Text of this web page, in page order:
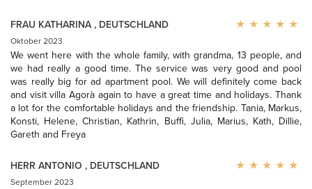
FRAU KATHARINA , DEUTSCHLAND
Oktober 2023
We went here with the whole family, with grandma, 13 people, and
we had really a good time. The service was very good and pool
was really big for ad apartment pool. We will definitely come back
and visit villa Agorà again to have a great time and holidays. Thank
a lot for the comfortable holidays and the friendship. Tania, Markus,
Konsti, Helene, Christian, Kathrin, Buffi, Julia, Marius, Kath, Dillie,
Gareth and Freya
HERR ANTONIO , DEUTSCHLAND
September 2023